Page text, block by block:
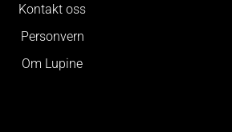
Kontakt oss
Personvern
Om Lupine